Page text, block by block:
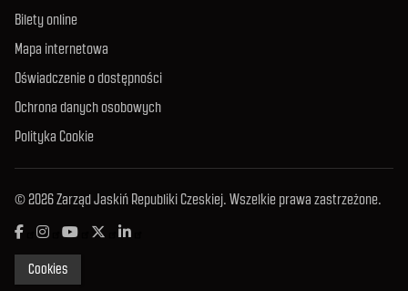
Bilety online
Mapa internetowa
Oświadczenie o dostępności
Ochrona danych osobowych
Polityka Cookie
© 2026 Zarząd Jaskiń Republiki Czeskiej. Wszelkie prawa zastrzeżone.
Cookies